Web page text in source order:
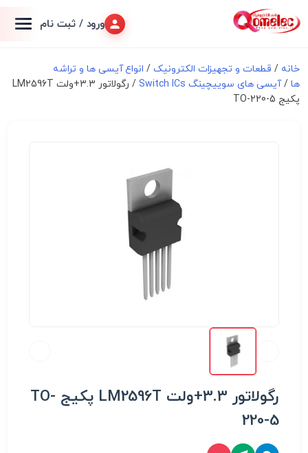
ورود / ثبت نام
خانه / قطعات و تجهیزات الکترونیک/ انواع آیسی ها و تراشه
ها /آیسی های سوییچینگ Switch ICs
/ رگولاتور 3.3+ولت LM2596T
پکیج TO-220-5
رگولاتور 3.3+ولت LM2596T پکیج TO-
220-5